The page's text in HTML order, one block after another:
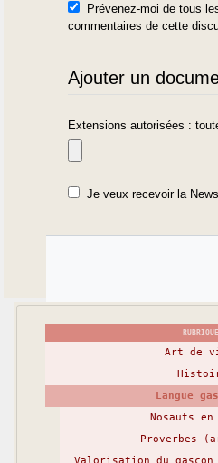
Prévenez-moi de tous
commentaires de cette
Ajouter un
Extensions autorisées :
Je veux recevoir la
Art de
Langue
Nosauts
Proverbes
Valorisation du